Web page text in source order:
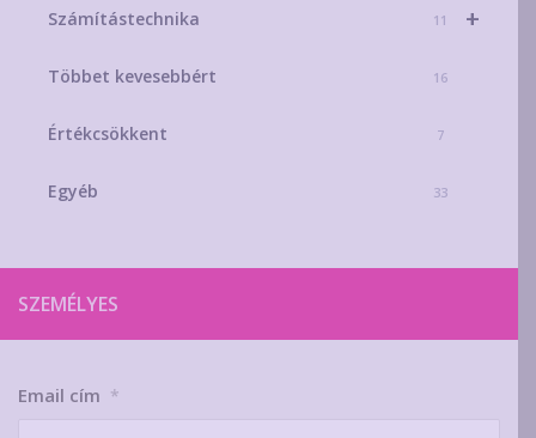
+
Számítástechnika 11
Többet kevesebbért 16
Értékcsökkent 7
Egyéb 33
SZEMÉLYES
Email cím *